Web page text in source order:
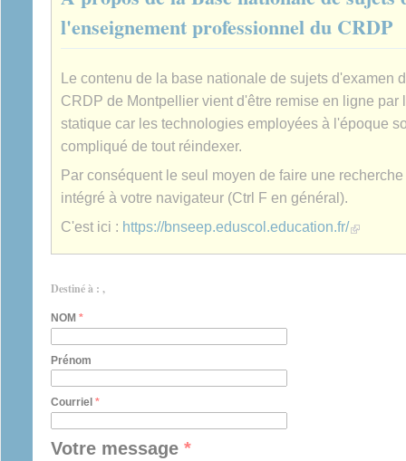
l'enseignement professionnel du CRDP
Le contenu de la base nationale de sujets d'examen
CRDP de Montpellier vient d'être remise en ligne par
statique car les technologies employées à l'époque
compliqué de tout réindexer.
Par conséquent le seul moyen de faire une
intégré à votre navigateur (Ctrl F en général).
C'est ici : https://bnseep.eduscol.education.fr/(link is
Destiné à : ,
NOM *
Prénom
Courriel *
Votre message *